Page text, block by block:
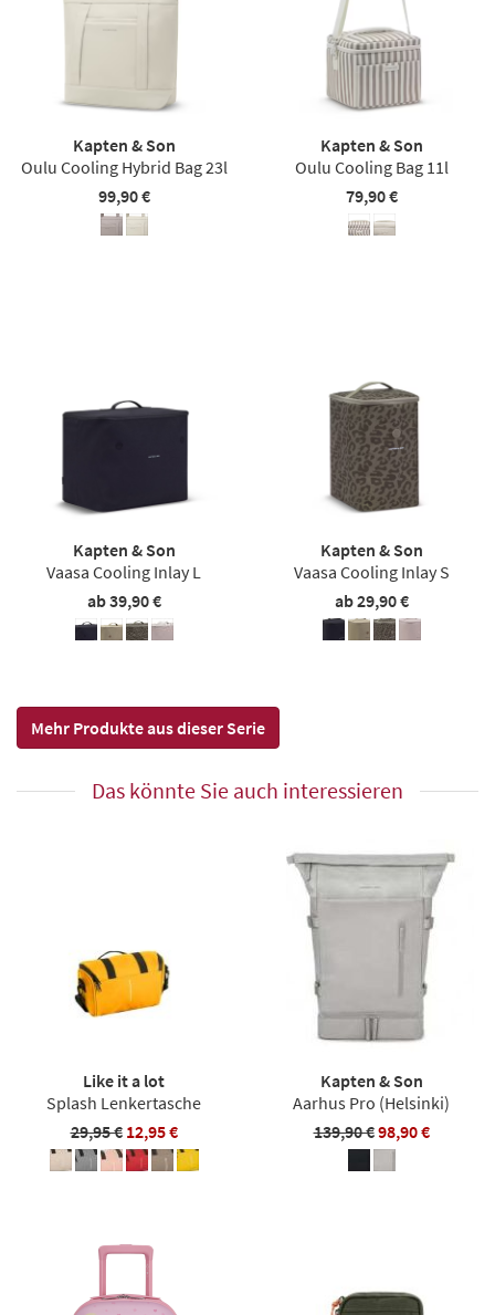
Kapten & Son
Oulu Cooling Hybrid Bag 23l
99,90 €
Kapten & Son
Oulu Cooling Bag 11l
79,90 €
Kapten & Son
Vaasa Cooling Inlay L
ab 39,90 €
Kapten & Son
Vaasa Cooling Inlay S
ab 29,90 €
Mehr Produkte aus dieser Serie
Das könnte Sie auch interessieren
Like it a lot
Splash Lenkertasche
29,95 € 12,95 €
Kapten & Son
Aarhus Pro (Helsinki)
139,90 €98,90 €